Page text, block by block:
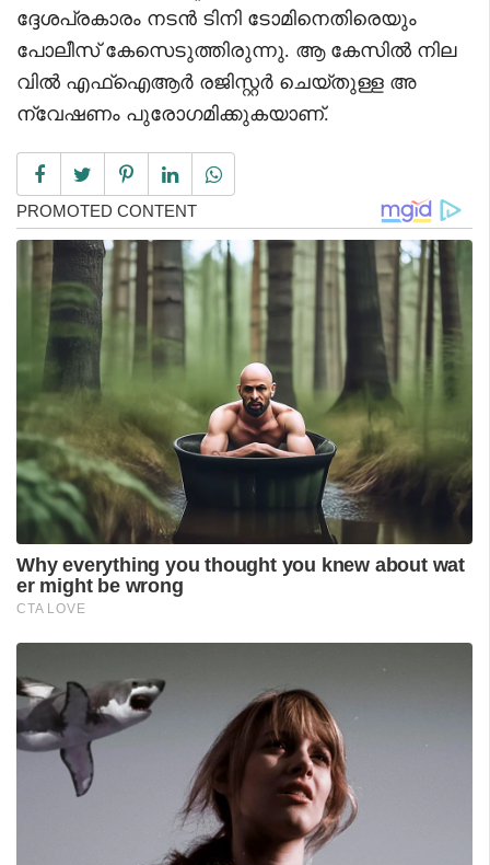
ദ്ദേശപ്രകാരം നടൻ ടിനി ടോമിനെതിരെയും
പോലീസ് കേസെടുത്തിരുന്നു. ആ കേസിൽ നില
വിൽ എഫ്‌ഐആർ രജിസ്റ്റർ ചെയ്തുള്ള അ
ന്വേഷണം പുരോഗമിക്കുകയാണ്.